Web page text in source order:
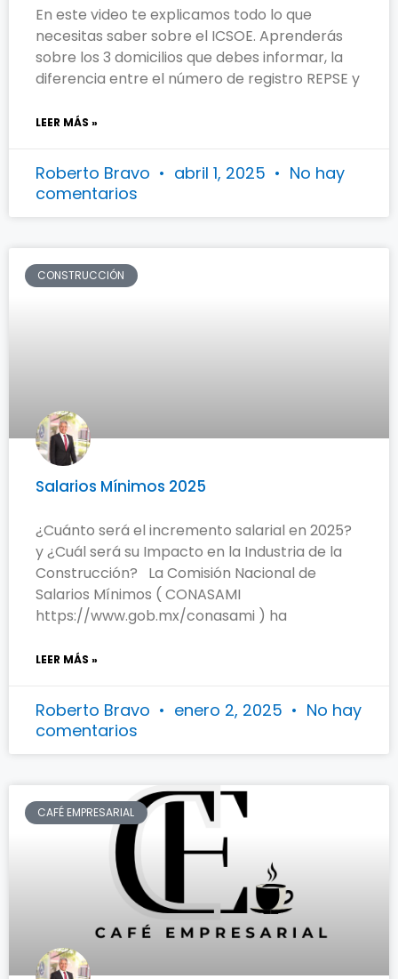
En este video te explicamos todo lo que
necesitas saber sobre el ICSOE. Aprenderás
sobre los 3 domicilios que debes informar, la
diferencia entre el número de registro REPSE y
LEER MÁS »
Roberto Bravo abril 1, 2025
No hay
comentarios
CONSTRUCCIÓN
Salarios Mínimos 2025
¿Cuánto será el incremento salarial en 2025?
y ¿Cuál será su Impacto en la Industria de la
Construcción? La Comisión Nacional de
Salarios Mínimos ( CONASAMI
https://www.gob.mx/conasami ) ha
LEER MÁS »
Roberto Bravo enero 2, 2025
No hay
comentarios
CAFÉ EMPRESARIAL